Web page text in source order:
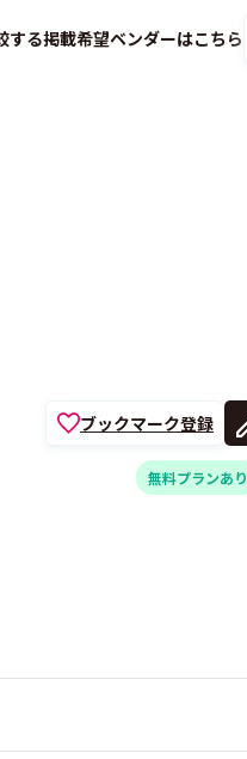
する掲載希望ベンダーはこちら
ブックマーク登録
無料プランあり